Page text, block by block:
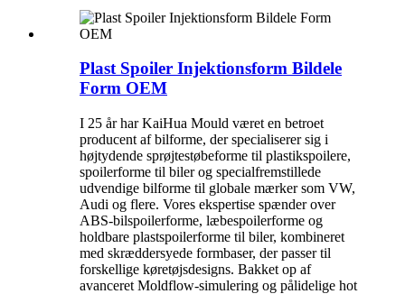
Plast Spoiler Injektionsform Bildele
Form OEM
I 25 år har KaiHua Mould været en betroet
producent af bilforme, der specialiserer sig i
højtydende sprøjtestøbeforme til plastikspoilere,
spoilerforme til biler og specialfremstillede
udvendige bilforme til globale mærker som VW,
Audi og flere. Vores ekspertise spænder over
ABS-bilspoilerforme, læbespoilerforme og
holdbare plastspoilerforme til biler, kombineret
med skræddersyede formbaser, der passer til
forskellige køretøjsdesigns. Bakket op af
avanceret Moldflow-simulering og pålidelige hot